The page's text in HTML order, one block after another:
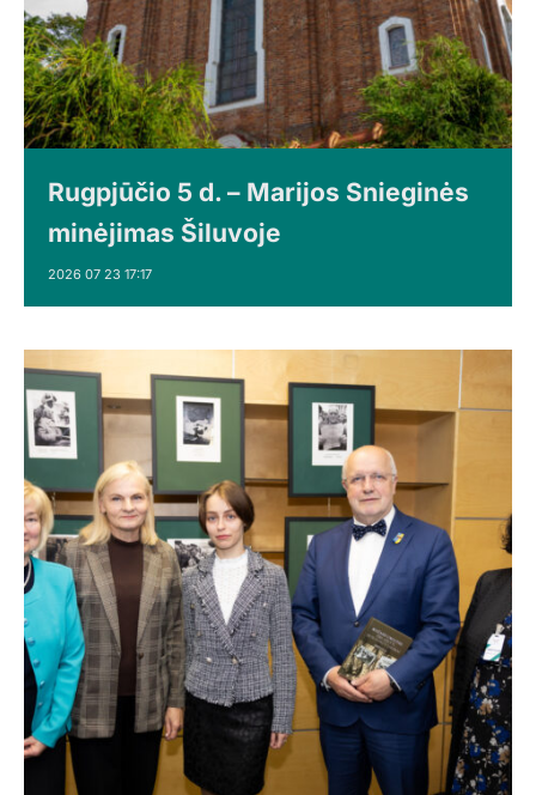
Rugpjūčio 5 d. – Marijos Snieginės
minėjimas Šiluvoje
2026 07 23 17:17